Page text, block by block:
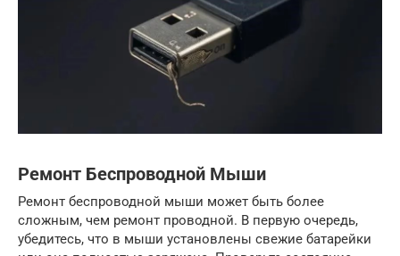
Ремонт Беспроводной Мыши
Ремонт беспроводной мыши может быть более
сложным, чем ремонт проводной. В первую очередь,
убедитесь, что в мыши установлены свежие батарейки